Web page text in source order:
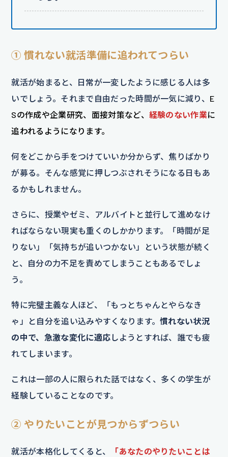
① 慣れない就活準備に追われてつらい
就活が始まると、日常が一変したように感じる人は多
いでしょう。それまで自由だった時間が一気に減り、 E
Sの作成や企業研究、面接対策など、 経験のない作業に
追われるようになります。
何をどこから手をつけていいか分からず、焦りばかり
が募る。そんな感覚に押しつぶされそうになる日もあ
るかもしれません。
さらに、授業やゼミ、アルバイトと並行して進めなけ
ればならない現実も重くのしかかります。「時間が足
りない」「気持ちが追いつかない」という状態が続く
と、自分の力不足を責めてしまうこともあるでしょ
う。
特に完璧主義な人ほど、「もっとちゃんとやらなき
ゃ」と自分を追い込みやすくなります。慣れない状況
の中で、急激な変化に適応 しようとすれば、誰でも疲
れてしまいます。
これは一部の人に限られた話ではなく、多くの学生が
経験していることなのです。
② やりたいことが見つからずつらい
就活が本格化してくると、
「あなたのやりたいことは